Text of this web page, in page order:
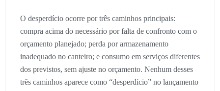
O desperdício ocorre por três caminhos principais:
compra acima do necessário por falta de confronto com o
orçamento planejado; perda por armazenamento
inadequado no canteiro; e consumo em serviços diferentes
dos previstos, sem ajuste no orçamento. Nenhum desses
três caminhos aparece como “desperdício” no lançamento